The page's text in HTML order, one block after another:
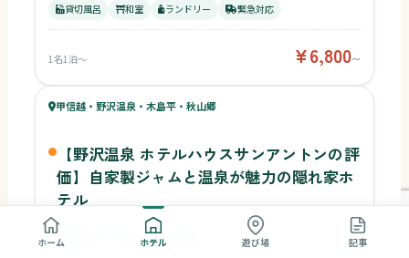
貸切風呂 和室 ランドリー 緊急対応
1名1泊〜 ¥6,800〜
51ベビー
49キッズ
甲信越・野沢温泉・木島平・秋山郷
【野沢温泉 ホテルハウスサンアントンの評
価】自家製ジャムと温泉が魅力の隠れ家ホ
テル
和室
ホーム ホテル 遊び場 記事